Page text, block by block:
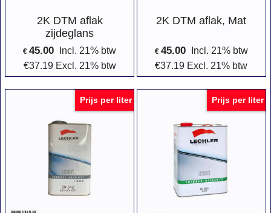
2K DTM aflak
zijdeglans
€ 45.00
Incl. 21% btw
€37.19 Excl. 21% btw
2K DTM aflak, Mat
€ 45.00
Incl. 21% btw
€37.19 Excl. 21% btw
Prijs per liter Prijs per liter